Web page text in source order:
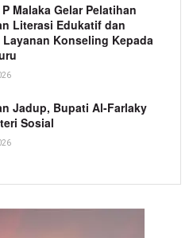
Malaka Gelar Pelatihan
Literasi Edukatif dan
Layanan Konseling Kepada
Jadup, Bupati Al-Farlaky
Sosial